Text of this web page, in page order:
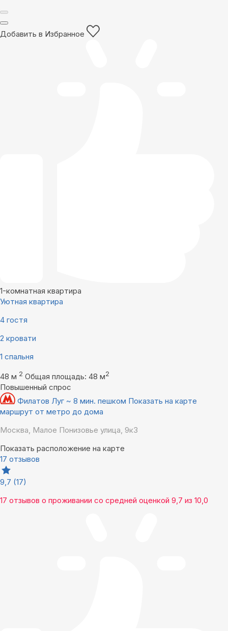
Добавить в Избранное
1-комнатная квартира
Уютная квартира
4 гостя
2 кровати
1 спальня
48 м 2 Общая площадь: 48 м2
Повышенный спрос
Филатов Луг ~ 8 мин. пешком Показать на карте
маршрут от метро до дома
Москва, Малое Понизовье улица, 9к3
Показать расположение на карте
17 отзывов
9,7 (17)
17 отзывов о проживании со средней оценкой 9,7 из 10,0